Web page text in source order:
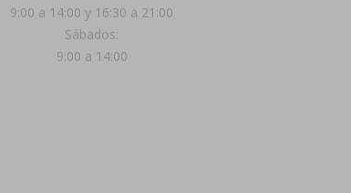
9:00 a 14:00 y 16:30 a 21:00
Sábados:
9:00 a 14:00